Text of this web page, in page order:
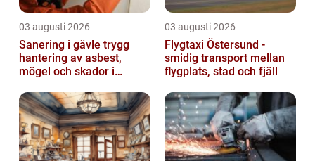
03 augusti 2026
Sanering i gävle trygg
hantering av asbest,
mögel och skador i
03 augusti 2026
Flygtaxi Östersund -
smidig transport mellan
flygplats, stad och fjäll